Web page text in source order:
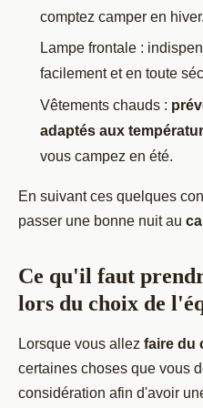
comptez camper en hiver.
Lampe frontale :
facilement et en toute
Vêtements chauds :
adaptés aux
vous campez en été.
En suivant ces quelques
passer une bonne nuit au
Ce qu'il faut
lors du choix de
Lorsque vous allez faire du
certaines choses que vous
considération afin d'avoir